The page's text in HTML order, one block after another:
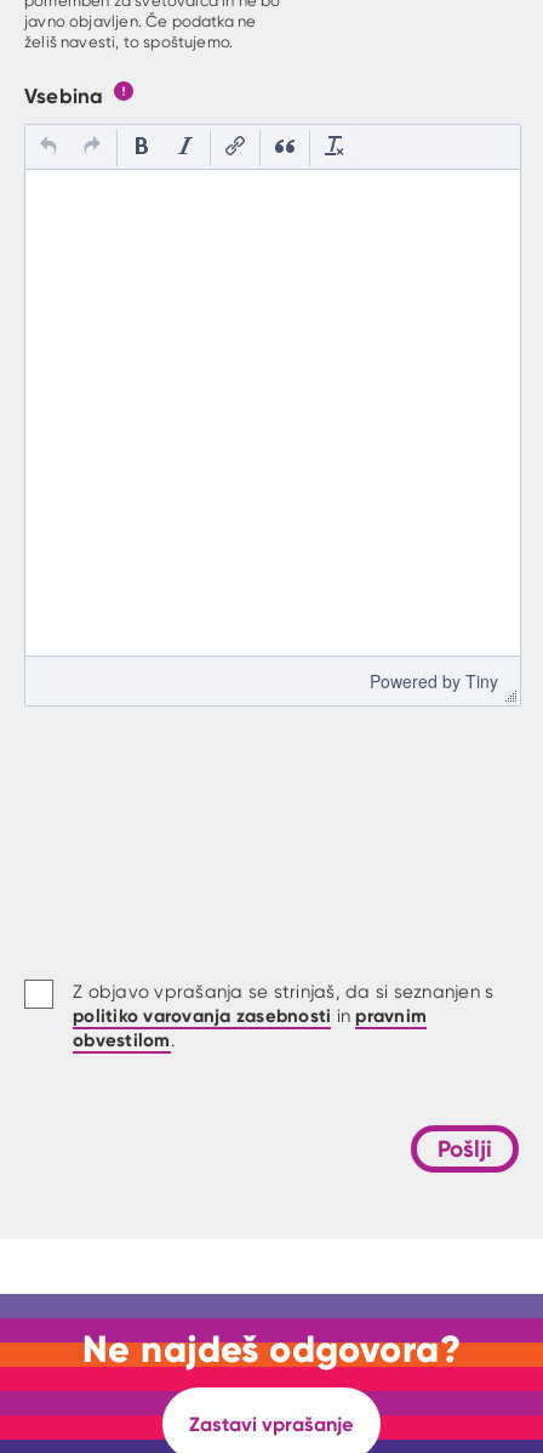
javno objavljen. Če podatka ne
želiš navesti, to spoštujemo.
Vsebina
Powered by Tiny
Z objavo vprašanja se strinjaš, da si seznanjen s
politiko varovanja zasebnosti in pravnim
obvestilom.
Pošlji
Ne najdeš odgovora?
Zastavi vprašanje